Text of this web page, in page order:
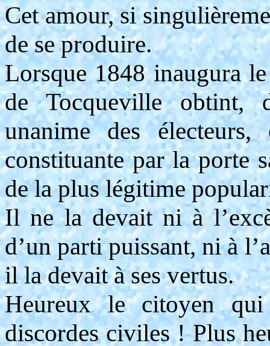
Cet amour, si
de se produire.
Lorsque 1848 inaugura
de Tocqueville obtint,
unanime des
constituante par la porte
de la plus légitime
Il ne la devait ni à
d’un parti puissant, ni à
il la devait à ses vertus.
Heureux le citoyen
discordes civiles ! Plus